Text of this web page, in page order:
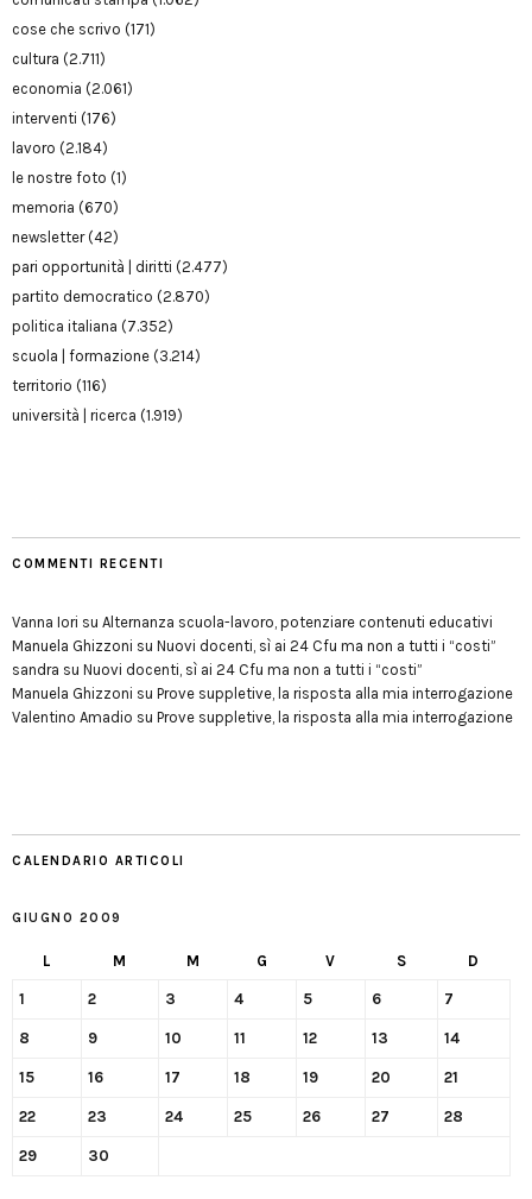
cose che scrivo (171)
cultura (2.711)
economia (2.061)
interventi (176)
lavoro (2.184)
le nostre foto (1)
memoria (670)
newsletter(42)
pari opportunità | diritti (2.477)
partito democratico (2.870)
politica italiana (7.352)
scuola | formazione (3.214)
territorio (116)
università | ricerca (1.919)
COMMENTI RECENTI
Vanna Iori su Alternanza scuola-lavoro, potenziare contenuti educativi
Manuela Ghizzoni su Nuovi docenti, sì ai 24 Cfu ma non a tutti i “costi”
sandra su Nuovi docenti, sì ai 24 Cfu ma non a tutti i “costi”
Manuela Ghizzoni su Prove suppletive, la risposta alla mia interrogazione
Valentino Amadio su Prove suppletive, la risposta alla mia interrogazione
CALENDARIO ARTICOLI
GIUGNO 2009
L M M G V S D
1 2 3 4 5 6 7
8 9 10 11 12 13 14
15 16 17 18 19 20 21
22 23 24 25 26 27 28
29 30